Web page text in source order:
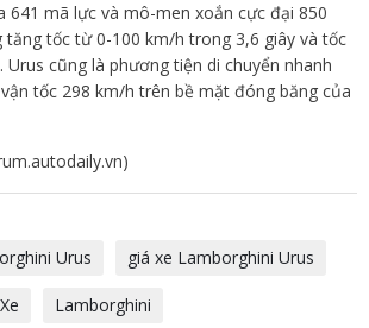
641 mã lực và mô-men xoắn cực đại 850
tăng tốc từ 0-100 km/h trong 3,6 giây và tốc
cũng là phương tiện di chuyển nhanh
tốc 298 km/h trên bề mặt đóng băng của
Urus giá xe Lamborghini Urus
Lamborghini